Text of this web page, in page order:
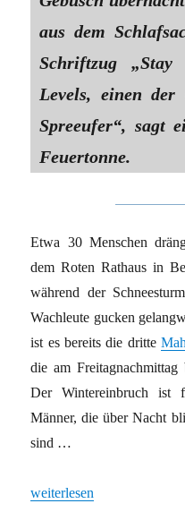
aus dem
Schriftzug
Levels, einen der
Spreeufer“, sagt
Feuertonne.
Etwa 30 Menschen
dem Roten Rathaus in
während der
Wachleute gucken
ist es bereits die dritte
die am Freitagnachmittag
Der Wintereinbruch ist
Männer, die über Nacht
sind …
„Besondere Belastung für
weiterlesen